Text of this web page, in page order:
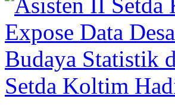
Setda Koltim